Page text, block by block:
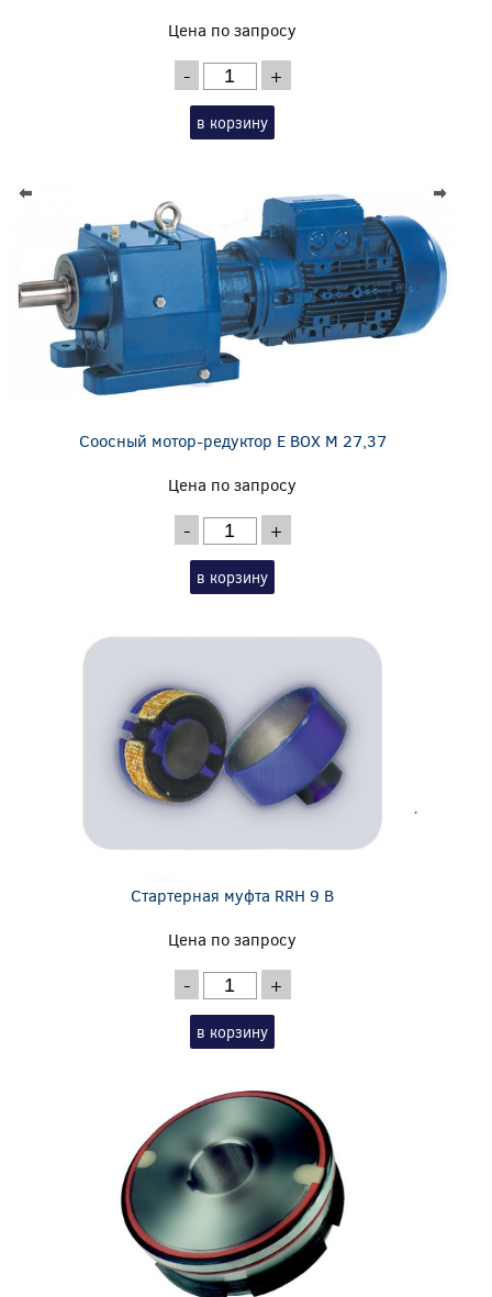
Цена по запросу
- +
в корзину
Соосный мотор-редуктор E BOX M 27,37
Цена по запросу
- +
в корзину
Стартерная муфта RRH 9 B
Цена по запросу
- +
в корзину